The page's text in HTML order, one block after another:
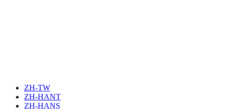
ZH-TW
ZH-HANT
ZH-HANS